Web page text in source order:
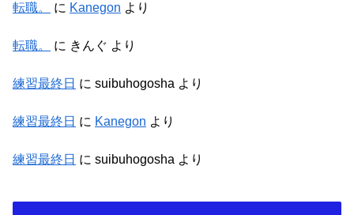
転職。 に Kanegon より
転職。 に きんぐ より
練習最終日 に suibuhogosha より
練習最終日 に Kanegon より
練習最終日 に suibuhogosha より